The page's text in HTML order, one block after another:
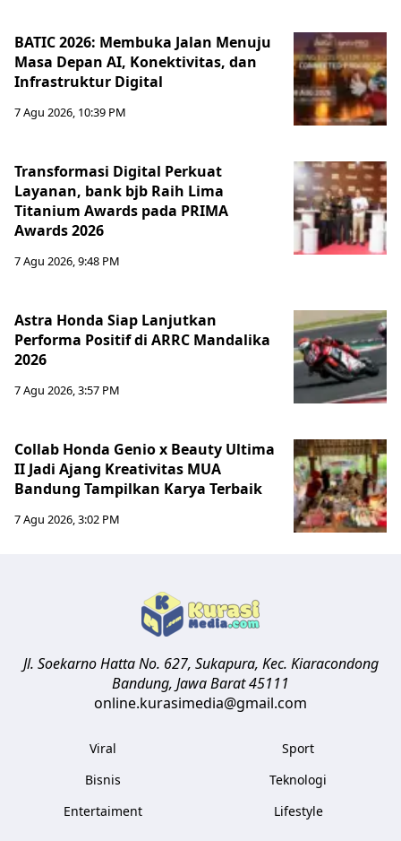
BATIC 2026: Membuka Jalan Menuju
Masa Depan AI, Konektivitas, dan
Infrastruktur Digital
7 Agu 2026, 10:39 PM
Transformasi Digital Perkuat
Layanan, bank bjb Raih Lima
Titanium Awards pada PRIMA
Awards 2026
7 Agu 2026, 9:48 PM
Astra Honda Siap Lanjutkan
Performa Positif di ARRC Mandalika
2026
7 Agu 2026, 3:57 PM
Collab Honda Genio x Beauty Ultima
II Jadi Ajang Kreativitas MUA
Bandung Tampilkan Karya Terbaik
7 Agu 2026, 3:02 PM
Jl. Soekarno Hatta No. 627, Sukapura, Kec. Kiaracondong
Bandung, Jawa Barat45111
online.kurasimedia@gmail.com
Viral
Bisnis
Entertaiment
Sport
Teknologi
Lifestyle